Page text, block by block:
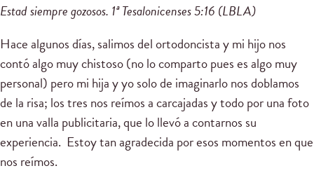
Estad siempre gozosos. 1ª Tesalonicenses5:16 (LBLA)
Hace algunos días, salimos del ortodoncista y mi hijo nos
contó algo muy chistoso (no lo comparto pues es algo muy
personal) pero mi hija y yo solo de imaginarlo nos doblamos
de la risa; los tres nos reímos a carcajadas y todo por una foto
en una valla publicitaria, que lo llevó a contarnos su
experiencia. Estoy tan agradecida por esos momentos en que
nos reímos.